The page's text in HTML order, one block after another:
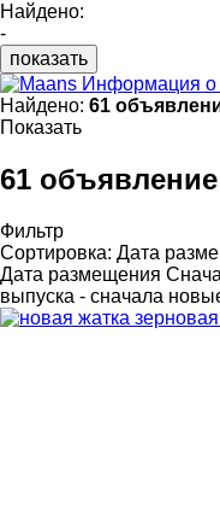
Найдено:
-
показать
Информация о
Найдено: 61
Показать
61
Фильтр
Сортировка: Дата
Дата размещения
выпуска - сначала